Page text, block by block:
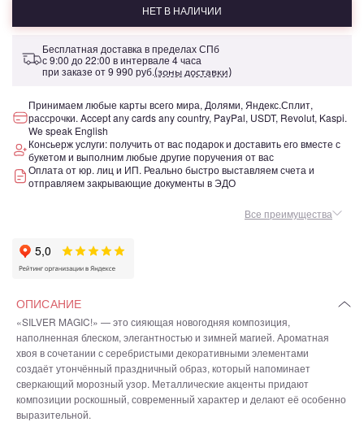
НЕТ В НАЛИЧИИ
Бесплатная доставка в пределах СПб
с 9:00 до 22:00 в интервале 4 часа
при заказе от9 990 руб.(зоны доставки)
Принимаем любые карты всего мира, Долями, Яндекс.Сплит,
рассрочки. Accept any cards any country, PayPal, USDT, Revolut, Kaspi.
We speak English
Консьерж услуги: получить от вас подарок и доставить его вместе с
букетом и выполним любые другие поручения от вас
Оплата от юр. лиц и ИП. Реально быстро выставляем счета и
отправляем закрывающие документы в ЭДО
Все преимущества
ОПИСАНИЕ
«SILVER MAGIC!» — это сияющая новогодняя композиция,
наполненная блеском, элегантностью и зимней магией. Ароматная
хвоя в сочетании с серебристыми декоративными элементами
создаёт утончённый праздничный образ, который напоминает
сверкающий морозный узор. Металлические акценты придают
композиции роскошный, современный характер и делают её особенно
выразительной.